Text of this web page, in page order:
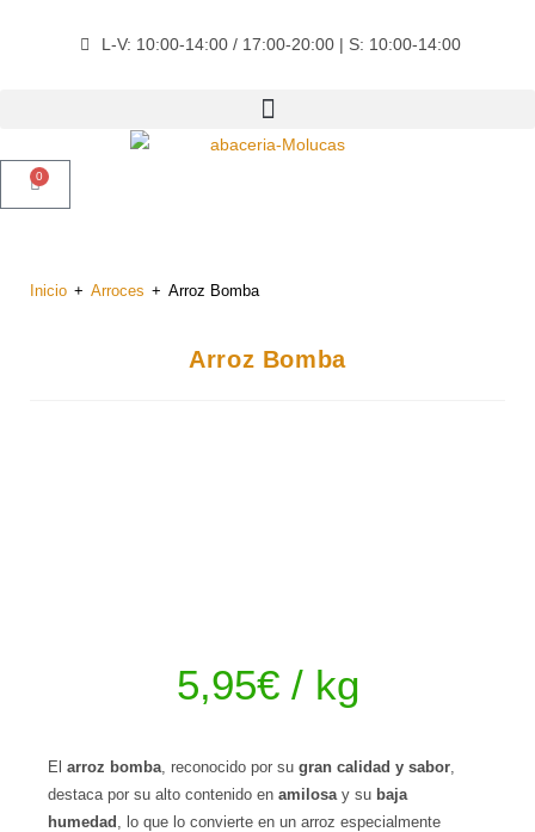
L-V: 10:00-14:00 / 17:00-20:00 | S: 10:00-14:00
0
Inicio + Arroces + Arroz Bomba
Arroz Bomba
5,95€/ kg
El arroz bomba , reconocido por su gran calidad y sabor
destaca por su alto contenido en amilosa y su baja
humedad
, lo que lo convierte en un arroz especialmente